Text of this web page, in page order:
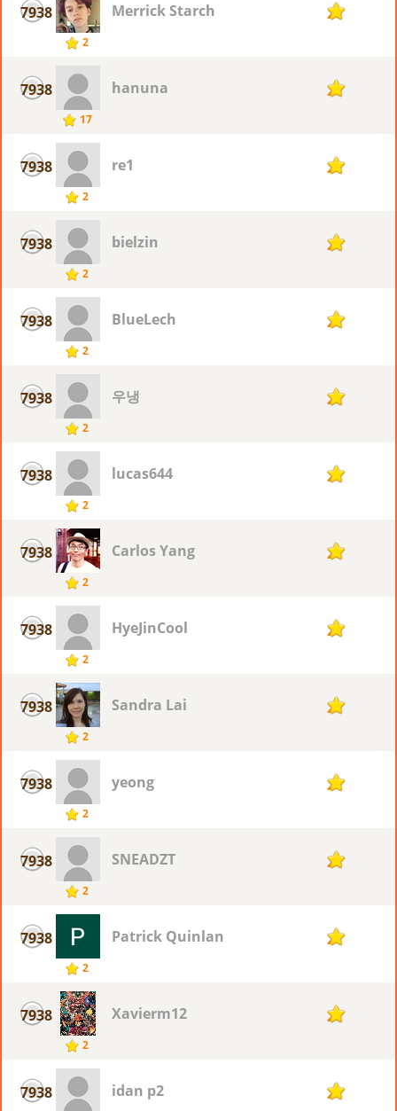
7938
2
Merrick Starch 2
7938
17
hanuna 2
7938
2
re1 2
7938
2
bielzin 2
7938
2
BlueLech 2
7938
2
우냉 2
7938
2
lucas644 2
7938
2
Carlos Yang 2
7938
2
HyeJinCool 2
7938
2
Sandra Lai 2
7938
2
yeong 2
7938
2
SNEADZT 2
7938
2
Patrick Quinlan 2
7938
2
Xavierm12 2
7938 idan p2 2